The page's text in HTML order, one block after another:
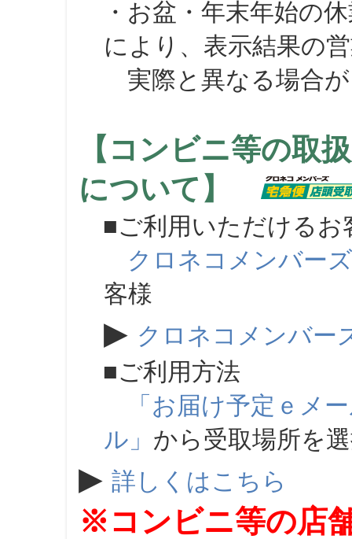
・お盆・年末年始の
により、表示結果の
実際と異なる場合が
【コンビニ等の取
について】
■ご利用いただけるお
クロネコメンバーズ
客様
▶ クロネコメンバー
■ご利用方法
「お届け予定ｅメ
ル」 から受取場所を
▶ 詳しくはこちら
※コンビニ等の店